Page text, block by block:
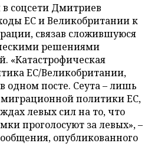
соцсети Дмитриев
ЕС и Великобритании к
связав сложившуюся
решениями
«Катастрофическая
ЕС/Великобритании,
одном посте. Сеута – лишь
политики ЕС,
левых сил на то, что
проголосуют за левых», –
опубликованного